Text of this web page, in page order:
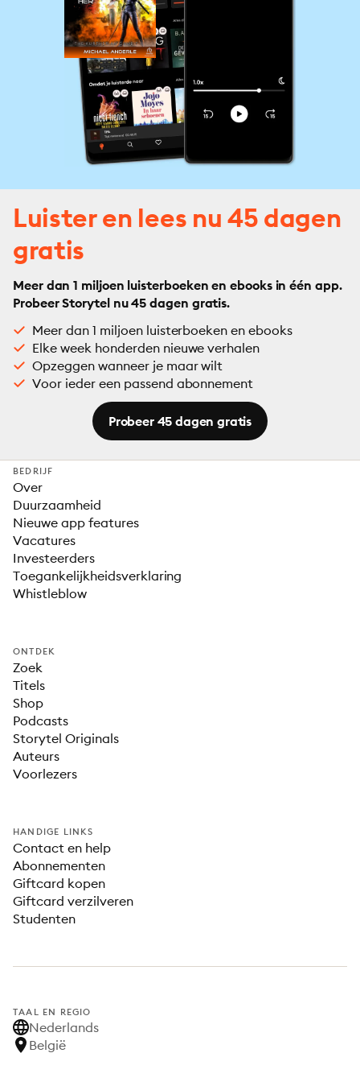
Luister en lees nu 45 dagen
gratis
Meer dan 1 miljoen luisterboeken en ebooks in één app.
Probeer Storytel nu 45 dagen gratis.
Meer dan 1 miljoen luisterboeken en ebooks
Elke week honderden nieuwe verhalen
Opzeggen wanneer je maar wilt
Voor ieder een passend abonnement
Probeer 45 dagen gratis
BEDRIJF
Over
Duurzaamheid
Nieuwe app features
Vacatures
Investeerders
Toegankelijkheidsverklaring
Whistleblow
ONTDEK
Zoek
Titels
Shop
Podcasts
Storytel Originals
Auteurs
Voorlezers
HANDIGE LINKS
Contact en help
Abonnementen
Giftcard kopen
Giftcard verzilveren
Studenten
TAAL EN REGIO
Nederlands
België